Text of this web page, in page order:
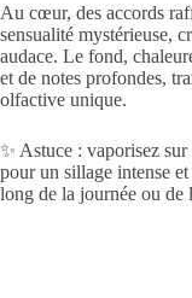
Au cœur, des accords
sensualité mystérieuse,
audace. Le fond,
et de notes profondes,
olfactive unique.
✨ Astuce : vaporisez
pour un sillage intense
long de la journée ou de